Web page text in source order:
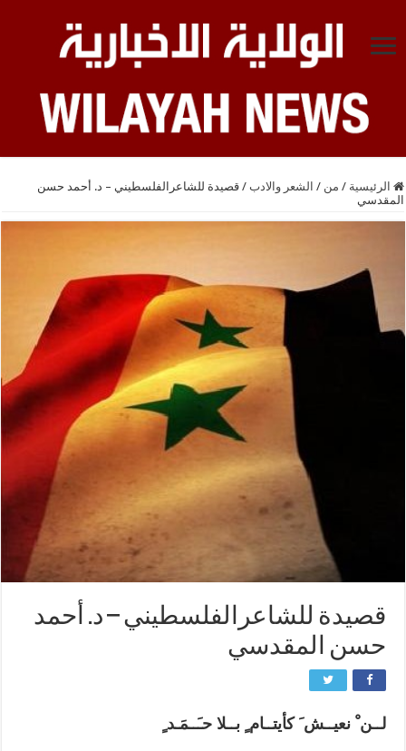
الرئيسية / من / الشعر والادب / قصيدة للشاعرالفلسطيني – د. أحمد حسن
المقدسي
قصيدة للشاعرالفلسطيني – د. أحمد
حسن المقدسي
لــن ْ نعيــش َ كأيتــام ٍ بــلا حـَــمَـد ٍ